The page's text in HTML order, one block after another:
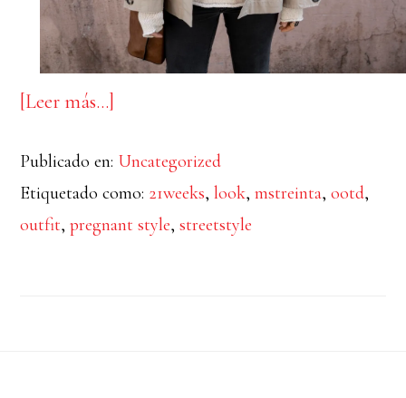
[Leer más…]
PREGNANT
STYLE:
CAMEL
Publicado en: Uncategorized
Etiquetado como: 21weeks,look,mstreinta,ootd,
outfit,pregnant style,streetstyle